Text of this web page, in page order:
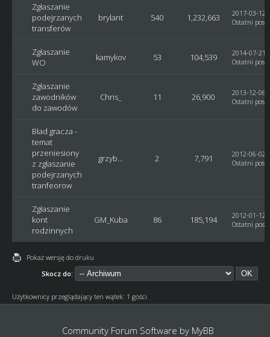
Zgłaszanie
podejrzanych
transferów
brylant 540 1,232,663
2017-03-12,
Ostatni post
Zgłaszanie
WO
kamykov 53 104,539
2014-07-21,
Ostatni post
Zgłaszanie
zawodników
do zawodów
Chris_ 11 26,900
2013-12-06,
Ostatni post
Bład gracza -
temat
przeniesiony
z zgłaszanie
podejrzanych
tranfeorow
grzyb... 2 7,791
2012-06-02,
Ostatni post
Zgłaszanie
kont
rodzinnych
GM_Kuba 86 185,194
2012-01-12,
Ostatni post
Pokaż wersję do druku
Skocz do:
Użytkownicy przeglądający ten wątek: 1 gości
Community Forum Software by MyBB